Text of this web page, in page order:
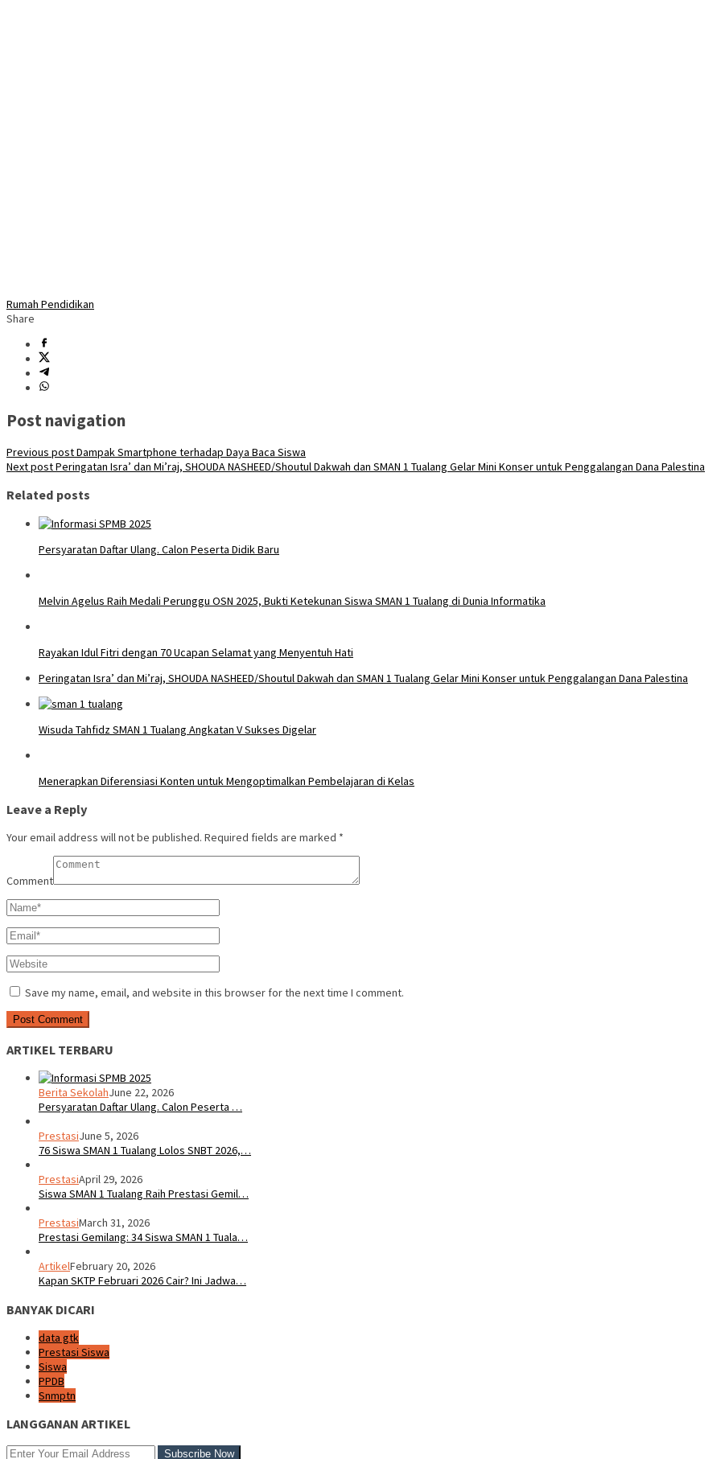
Rumah Pendidikan
Share
Post navigation
Previous postDampak Smartphone terhadap Daya Baca Siswa
Next postPeringatan Isra’ dan Mi’raj, SHOUDA NASHEED/Shoutul Dakwah dan SMAN 1 Tualang Gelar Mini Konser untuk Penggalangan Dana Palestina
Related posts
Persyaratan Daftar Ulang. Calon Peserta Didik Baru
Melvin Agelus Raih Medali Perunggu OSN 2025, Bukti Ketekunan Siswa SMAN 1 Tualang di Dunia Informatika
Rayakan Idul Fitri dengan 70 Ucapan Selamat yang Menyentuh Hati
Peringatan Isra’ dan Mi’raj, SHOUDA NASHEED/Shoutul Dakwah dan SMAN 1 Tualang Gelar Mini Konser untuk Penggalangan Dana Palestina
Wisuda Tahfidz SMAN 1 Tualang Angkatan V Sukses Digelar
Menerapkan Diferensiasi Konten untuk Mengoptimalkan Pembelajaran di Kelas
Leave a Reply
Your email address will not be published. Required fields are marked *
Comment
Save my name, email, and website in this browser for the next time I comment.
ARTIKEL TERBARU
Berita SekolahJune 22, 2026
Persyaratan Daftar Ulang. Calon Peserta …
PrestasiJune 5, 2026
76 Siswa SMAN 1 Tualang Lolos SNBT 2026,…
PrestasiApril 29, 2026
Siswa SMAN 1 Tualang Raih Prestasi Gemil…
PrestasiMarch 31, 2026
Prestasi Gemilang: 34 Siswa SMAN 1 Tuala…
ArtikelFebruary 20, 2026
Kapan SKTP Februari 2026 Cair? Ini Jadwa…
BANYAK DICARI
data gtk
Prestasi Siswa
Siswa
PPDB
Snmptn
LANGGANAN ARTIKEL